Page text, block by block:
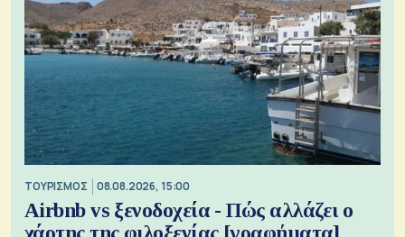
ΤΟΥΡΙΣΜΟΣ 08.08.2026, 15:00
Airbnb vs ξενοδοχεία - Πώς αλλάζει ο